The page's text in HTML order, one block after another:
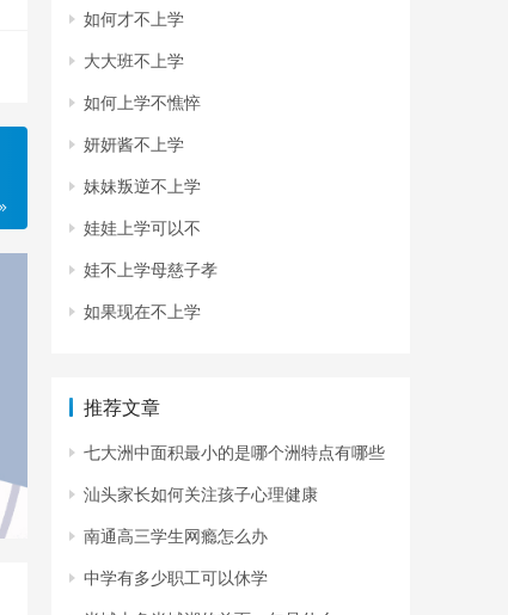
如何才不上学
大大班不上学
如何上学不憔悴
妍妍酱不上学
妹妹叛逆不上学
娃娃上学可以不
娃不上学母慈子孝
如果现在不上学
推荐文章
七大洲中面积最小的是哪个洲特点有哪些
汕头家长如何关注孩子心理健康
南通高三学生网瘾怎么办
中学有多少职工可以休学